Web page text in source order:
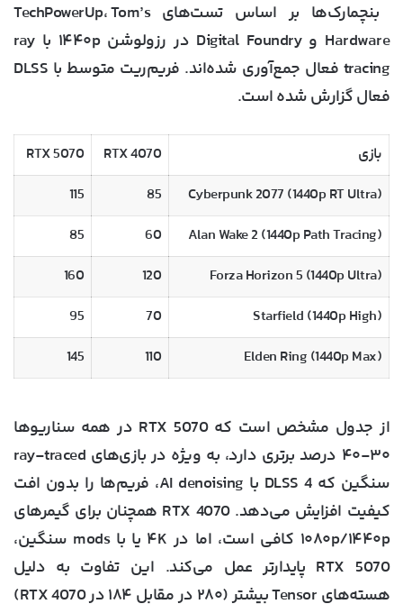
بنچمارک‌ها بر اساس تست‌های TechPowerUp، Tom’s
Hardware و Digital Foundry در رزولوشن ۱۴۴۰p با ray
tracing فعال جمع‌آوری شده‌اند. فریم‌ریت متوسط با DLSS
فعال گزارش شده است.
بازی RTX 4070
RTX 5070
Cyberpunk 2077 (1440p RT Ultra)
85
115
Alan Wake 2 (1440p Path Tracing)
60
85
Forza Horizon 5 (1440p Ultra)
120
160
Starfield (1440p High)
70
95
Elden Ring (1440p Max)
110
145
از جدول مشخص است که RTX 5070 در همه سناریوها
۳۰-۴۰ درصد برتری دارد، به ویژه در بازی‌های ray-traced
سنگین که DLSS 4 با AI denoising، فریم‌ها را بدون افت
کیفیت افزایش می‌دهد. RTX 4070 همچنان برای گیمرهای
۱۰۸۰p/۱۴۴۰p کافی است، اما در ۴K یا با mods سنگین،
RTX 5070 پایدارتر عمل می‌کند. این تفاوت به دلیل
هسته‌های Tensor بیشتر (۲۸۰ در مقابل ۱۸۴ در RTX 4070)